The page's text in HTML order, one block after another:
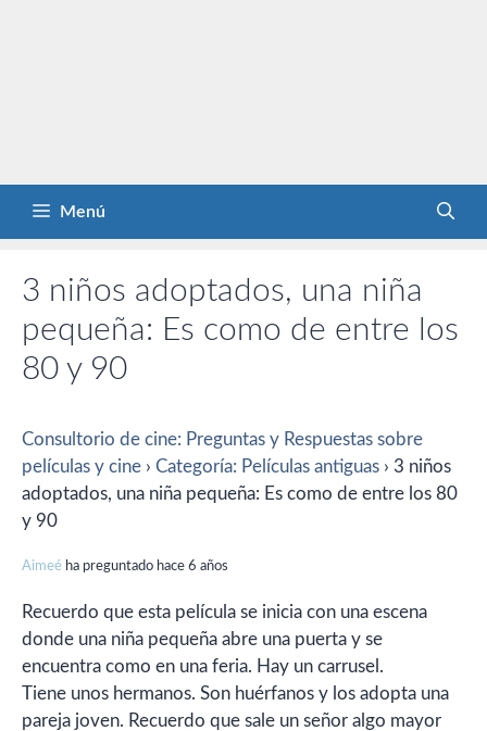
Menú
3 niños adoptados, una niña
pequeña: Es como de entre los
80 y 90
Consultorio de cine: Preguntas y Respuestas sobre
películas y cine › Categoría: Películas antiguas › 3 niños
adoptados, una niña pequeña: Es como de entre los 80
y 90
Aimeé ha preguntado hace 6 años
Recuerdo que esta película se inicia con una escena
donde una niña pequeña abre una puerta y se
encuentra como en una feria. Hay un carrusel.
Tiene unos hermanos. Son huérfanos y los adopta una
pareja joven. Recuerdo que sale un señor algo mayor